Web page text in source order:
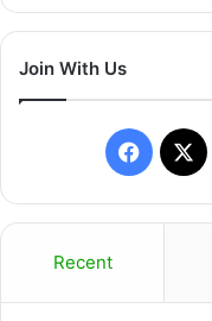
Join With Us
X
Recent